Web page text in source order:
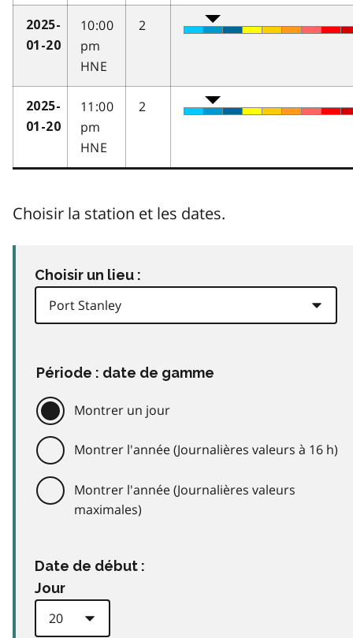
2025-
01-20
10:00
pm
HNE
2
2025-
01-20
11:00
pm
HNE
2
Choisir la station et les dates.
Choisir un lieu :
Période : date de gamme
Montrer un jour
Montrer l'année (Journalières valeurs à 16 h)
Montrer l'année (Journalières valeurs
maximales)
Date de début :
Jour